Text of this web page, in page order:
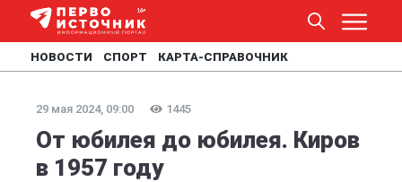
НОВОСТИ СПОРТ КАРТА-СПРАВОЧНИК
29 мая 2024, 09:00 1445
От юбилея до юбилея. Киров
в 1957 году